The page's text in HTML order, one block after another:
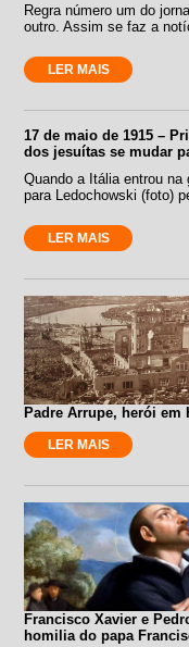
Regra número um do
outro. Assim se faz a
LER MAIS
17 de maio de 1915 –
dos jesuítas se mudar
Quando a Itália entrou
para Ledochowski (foto)
LER MAIS
Padre Arrupe, herói em
LER MAIS
Francisco Xavier e
homilia do papa